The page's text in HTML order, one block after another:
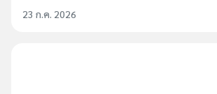
23 ก.ค. 2026